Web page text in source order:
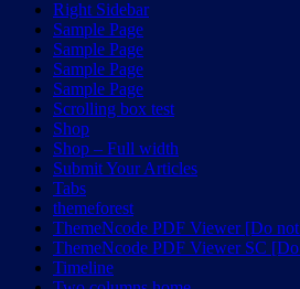
Right Sidebar
Sample Page
Sample Page
Sample Page
Sample Page
Scrolling box test
Shop
Shop – Full width
Submit Your Articles
Tabs
themeforest
ThemeNcode PDF Viewer [Do
ThemeNcode PDF Viewer SC
Timeline